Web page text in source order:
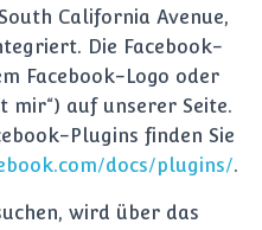
California Avenue,
Die Facebook-
Facebook-Logo oder
mir“) auf unserer Seite.
Plugins finden Sie
docs/plugins/.
wird über das